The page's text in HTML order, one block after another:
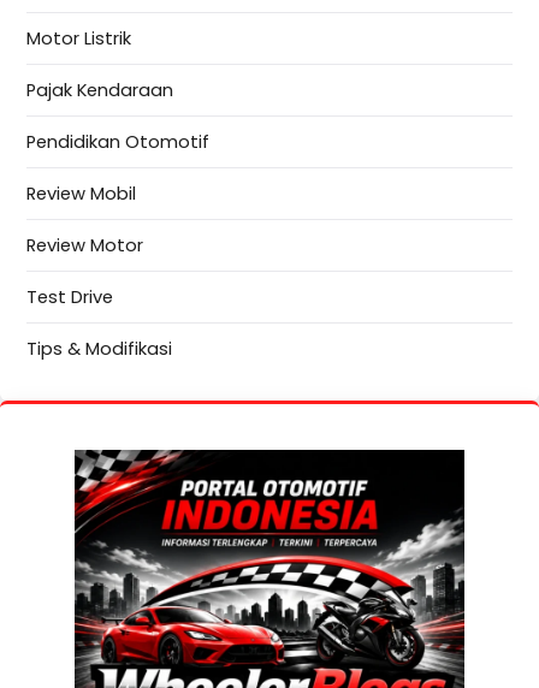
Motor Listrik
Pajak Kendaraan
Pendidikan Otomotif
Review Mobil
Review Motor
Test Drive
Tips & Modifikasi